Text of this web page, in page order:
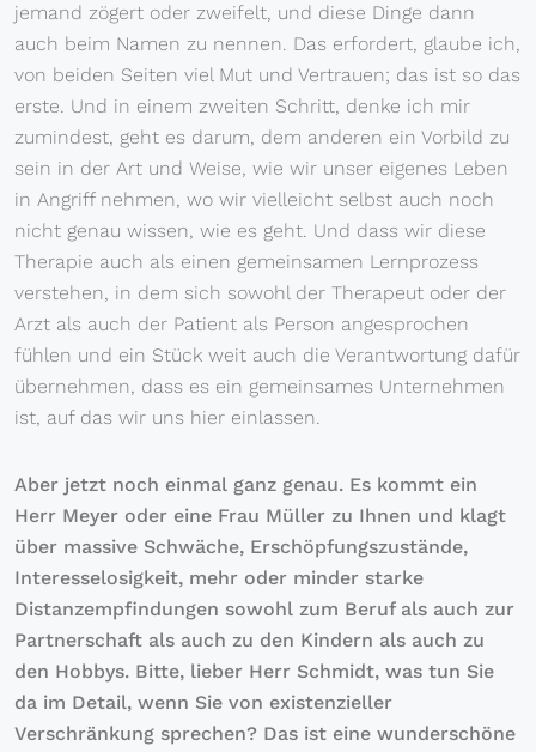
jemand zögert oder zweifelt, und diese Dinge dann
auch beim Namen zu nennen. Das erfordert, glaube ich,
von beiden Seiten viel Mut und Vertrauen; das ist so das
erste. Und in einem zweiten Schritt, denke ich mir
zumindest, geht es darum, dem anderen ein Vorbild zu
sein in der Art und Weise, wie wir unser eigenes Leben
in Angriff nehmen, wo wir vielleicht selbst auch noch
nicht genau wissen, wie es geht. Und dass wir diese
Therapie auch als einen gemeinsamen Lernprozess
verstehen, in dem sich sowohl der Therapeut oder der
Arzt als auch der Patient als Person angesprochen
fühlen und ein Stück weit auch die Verantwortung dafür
übernehmen, dass es ein gemeinsames Unternehmen
ist, auf das wir uns hier einlassen.
Aber jetzt noch einmal ganz genau. Es kommt ein
Herr Meyer oder eine Frau Müller zu Ihnen und klagt
über massive Schwäche, Erschöpfungszustände,
Interesselosigkeit, mehr oder minder starke
Distanzempfindungen sowohl zum Beruf als auch zur
Partnerschaft als auch zu den Kindern als auch zu
den Hobbys. Bitte, lieber Herr Schmidt, was tun Sie
da im Detail, wenn Sie von existenzieller
Verschränkung sprechen? Das ist eine wunderschöne